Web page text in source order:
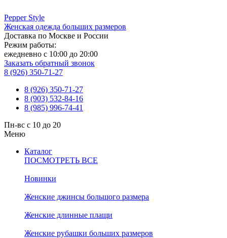
Pepper Style
Женская одежда больших размеров
Доставка по Москве и России
Режим работы:
ежедневно с 10:00 до 20:00
Заказать обратный звонок
8 (926) 350-71-27
8 (926) 350-71-27
8 (903) 532-84-16
8 (985) 996-74-41
Пн-вс с 10 до 20
Меню
Каталог
ПОСМОТРЕТЬ ВСЕ
Новинки
Женские джинсы большого размера
Женские длинные плащи
Женские рубашки больших размеров